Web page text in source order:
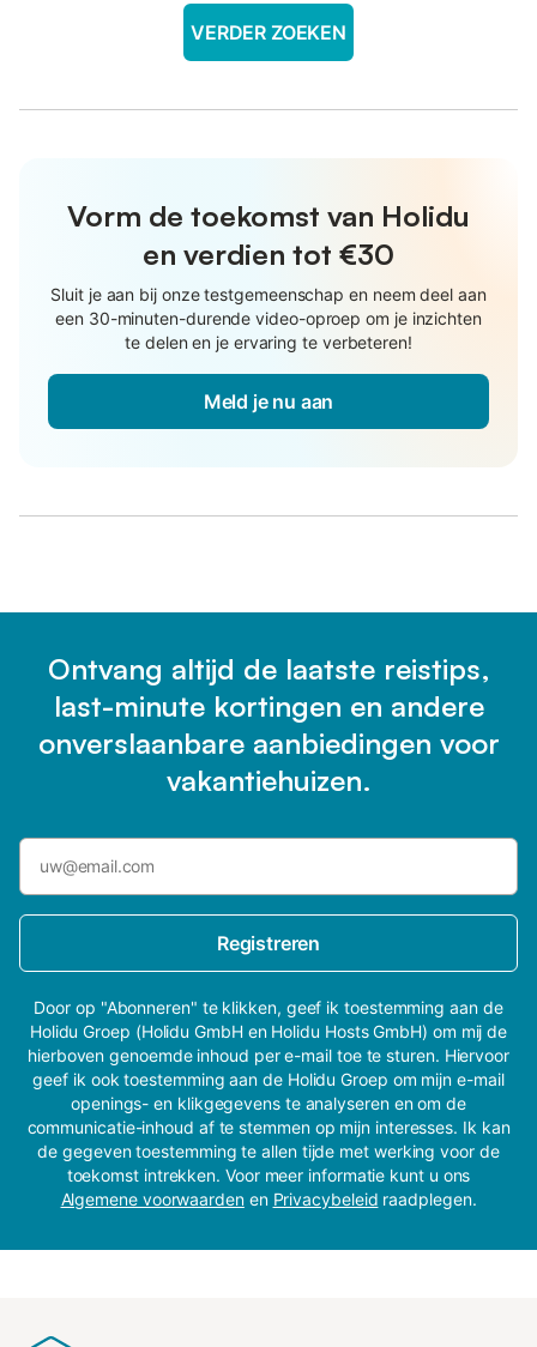
VERDER ZOEKEN
Vorm de toekomst van Holidu
en verdien tot €30
Sluit je aan bij onze testgemeenschap en neem deel aan
een 30-minuten-durende video-oproep om je inzichten
te delen en je ervaring te verbeteren!
Meld je nu aan
Ontvang altijd de laatste reistips,
last-minute kortingen en andere
onverslaanbare aanbiedingen voor
vakantiehuizen.
Registreren
Door op "Abonneren" te klikken, geef ik toestemming aan de
Holidu Groep (Holidu GmbH en Holidu Hosts GmbH) om mij de
hierboven genoemde inhoud per e-mail toe te sturen. Hiervoor
geef ik ook toestemming aan de Holidu Groep om mijn e-mail
openings- en klikgegevens te analyseren en om de
communicatie-inhoud af te stemmen op mijn interesses. Ik kan
de gegeven toestemming te allen tijde met werking voor de
toekomst intrekken. Voor meer informatie kunt u ons
Algemene voorwaardenen Privacybeleid raadplegen.